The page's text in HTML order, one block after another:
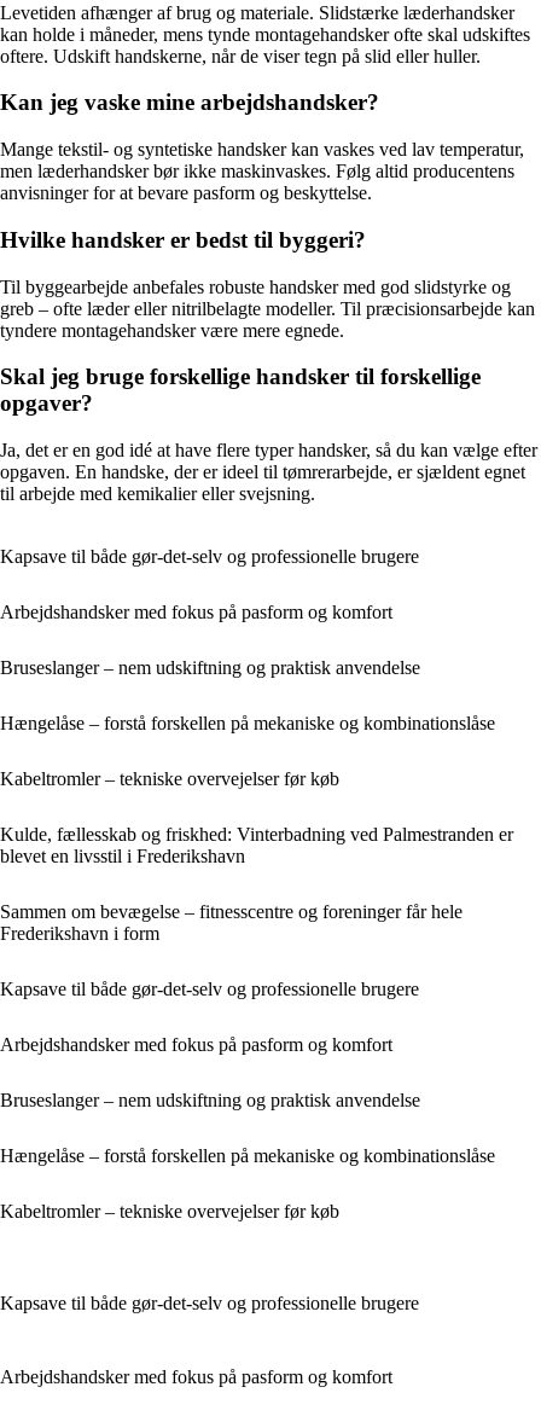
Levetiden afhænger af brug og materiale. Slidstærke læderhandsker
kan holde i måneder, mens tynde montagehandsker ofte skal udskiftes
oftere. Udskift handskerne, når de viser tegn på slid eller huller.
Kan jeg vaske mine arbejdshandsker?
Mange tekstil- og syntetiske handsker kan vaskes ved lav temperatur,
men læderhandsker bør ikke maskinvaskes. Følg altid producentens
anvisninger for at bevare pasform og beskyttelse.
Hvilke handsker er bedst til byggeri?
Til byggearbejde anbefales robuste handsker med god slidstyrke og
greb – ofte læder eller nitrilbelagte modeller. Til præcisionsarbejde kan
tyndere montagehandsker være mere egnede.
Skal jeg bruge forskellige handsker til forskellige
opgaver?
Ja, det er en god idé at have flere typer handsker, så du kan vælge efter
opgaven. En handske, der er ideel til tømrerarbejde, er sjældent egnet
til arbejde med kemikalier eller svejsning.
Kapsave til både gør-det-selv og professionelle brugere
Arbejdshandsker med fokus på pasform og komfort
Bruseslanger – nem udskiftning og praktisk anvendelse
Hængelåse – forstå forskellen på mekaniske og kombinationslåse
Kabeltromler – tekniske overvejelser før køb
Kulde, fællesskab og friskhed: Vinterbadning ved Palmestranden er
blevet en livsstil i Frederikshavn
Sammen om bevægelse – fitnesscentre og foreninger får hele
Frederikshavn i form
Kapsave til både gør-det-selv og professionelle brugere
Arbejdshandsker med fokus på pasform og komfort
Bruseslanger – nem udskiftning og praktisk anvendelse
Hængelåse – forstå forskellen på mekaniske og kombinationslåse
Kabeltromler – tekniske overvejelser før køb
Kapsave til både gør-det-selv og professionelle brugere
Arbejdshandsker med fokus på pasform og komfort